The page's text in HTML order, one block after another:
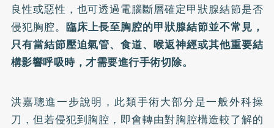
良性或惡性，也可透過電腦斷層確定甲狀腺結節是否
侵犯胸腔。 臨床上長至胸腔的甲狀腺結節並不常見，
只有當結節壓迫氣管、食道、喉返神經或其他重要結
構影響呼吸時，才需要進行手術切除。
洪嘉聰進一步說明，此類手術大部分是一般外科操
刀，但若侵犯到胸腔，即會轉由對胸腔構造較了解的